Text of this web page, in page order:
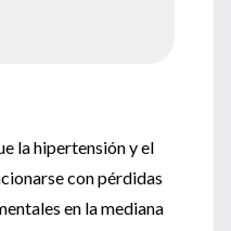
la hipertensión y el
con pérdidas
en la mediana